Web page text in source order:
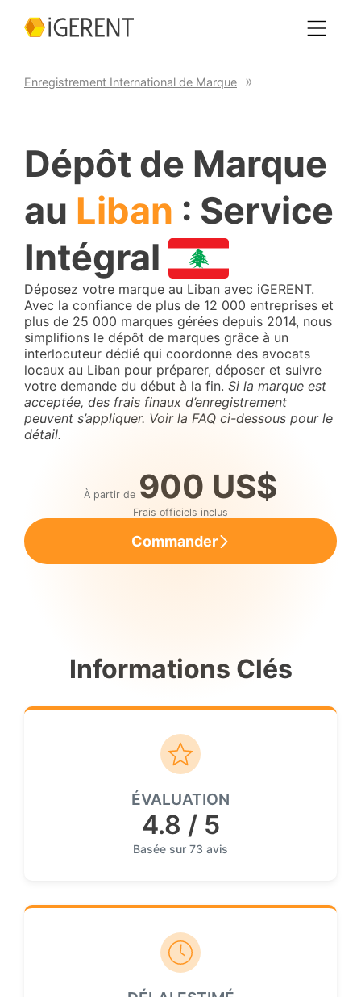
Enregistrement International de Marque
Dépôt de Marque
au Liban : Service
Intégral
Déposez votre marque au Liban avec iGERENT.
Avec la confiance de plus de 12 000 entreprises et
plus de 25 000 marques gérées depuis 2014, nous
simplifions le dépôt de marques grâce à un
interlocuteur dédié qui coordonne des avocats
locaux au Liban pour préparer, déposer et suivre
votre demande du début à la fin. Si la marque est
acceptée, des frais finaux d’enregistrement
peuvent s’appliquer. Voir la FAQ ci-dessous pour le
détail.
À partir de 900 US$
Frais officiels inclus
Commander
Informations Clés
ÉVALUATION
4.8 / 5
Basée sur 73 avis